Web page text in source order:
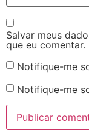
Salvar meus
que eu comentar.
Notifique-me
Notifique-me